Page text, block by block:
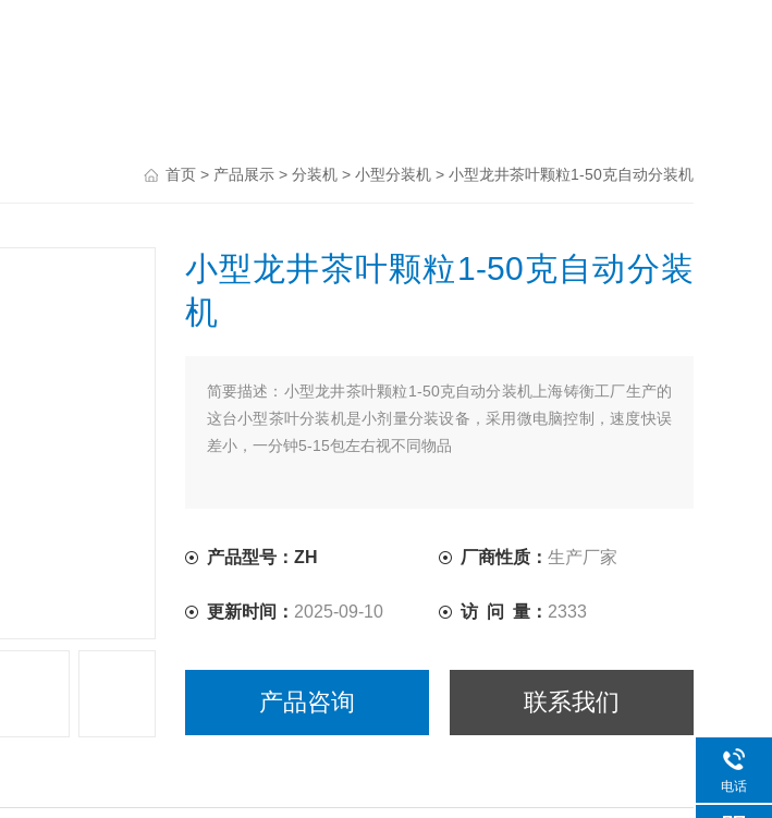
首页 > 产品展示 > 分装机 > 小型分装机 > 小型龙井茶叶颗粒1-50克自动分装机
小型龙井茶叶颗粒1-50克自动分装
机
简要描述： 小型龙井茶叶颗粒1-50克自动分装机上海铸衡工厂生产的
这台小型茶叶分装机是小剂量分装设备，采用微电脑控制，速度快误
差小，一分钟5-15包左右视不同物品
产品型号：ZH 厂商性质：生产厂家
更新时间： 2025-09-10 访 问 量： 2333
产品咨询 联系我们
电话